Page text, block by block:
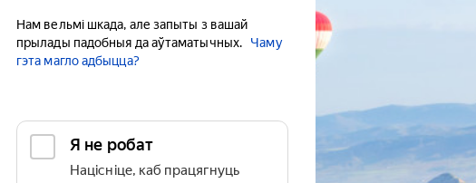
Нам вельмі шкада, але запыты з вашай
прылады падобныя да аўтаматычных.
Чаму
гэта магло адбыцца?
Я не робат
Націсніце, каб працягнуць